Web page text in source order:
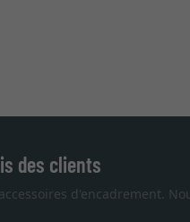
des clients
d'encadrement.